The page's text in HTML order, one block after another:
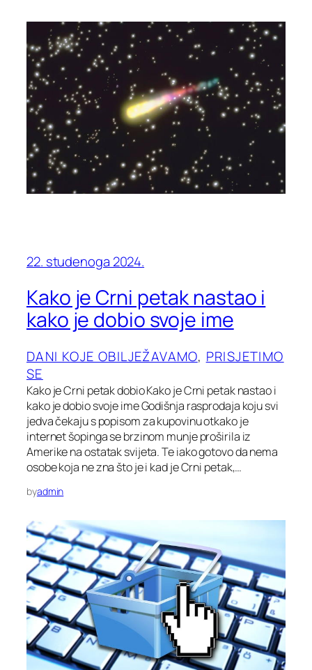
22. studenoga 2024.
Kako je Crni petak nastao i
kako je dobio svoje ime
DANI KOJE OBILJEŽAVAMO, PRISJETIMO
SE
Kako je Crni petak dobio Kako je Crni petak nastao i
kako je dobio svoje ime Godišnja rasprodaja koju svi
jedva čekaju s popisom za kupovinu otkako je
internet šopinga se brzinom munje proširila iz
Amerike na ostatak svijeta. Te iako gotovo da nema
osobe koja ne zna što je i kad je Crni petak,…
byadmin